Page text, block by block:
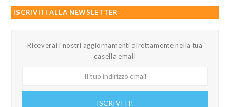
ISCRIVITI ALLA NEWSLETTER
Riceverai i nostri aggiornamenti direttamente nella tua
casella email
ISCRIVITI!